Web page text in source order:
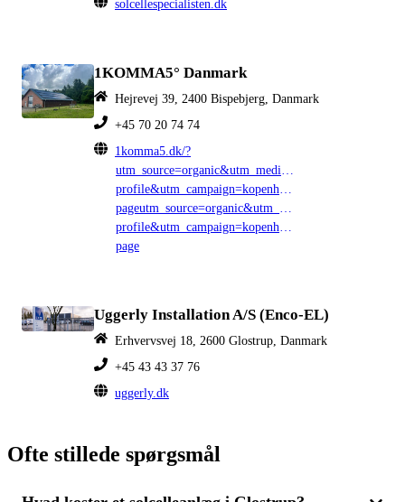
solcellespecialisten.dk
1KOMMA5° Danmark
Hejrevej 39, 2400 Bispebjerg, Danmark
+45 70 20 74 74
1komma5.dk/?
utm_source=organic&utm_medium=google-
pageutm_source=organic&utm_medium=google-
page
Uggerly Installation A/S (Enco-EL)
Erhvervsvej 18, 2600 Glostrup, Danmark
+45 43 43 37 76
uggerly.dk
Ofte stillede spørgsmål